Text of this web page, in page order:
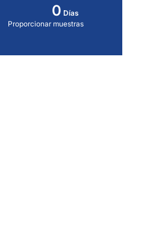
0 Días
Proporcionar muestras